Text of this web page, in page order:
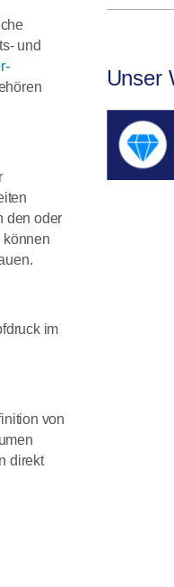
und
den oder
können
im
von
direkt
Unser